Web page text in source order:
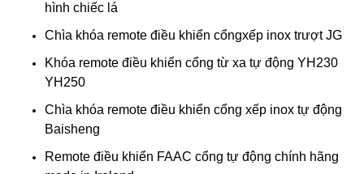
hình chiếc lá
Chìa khóa remote điều khiển cổngxếp inox trượt JG
Khóa remote điều khiển cổng từ xa tự động YH230
YH250
Chìa khóa remote điều khiển cổng xếp inox tự động
Baisheng
Remote điều khiển FAAC cổng tự động chính hãng